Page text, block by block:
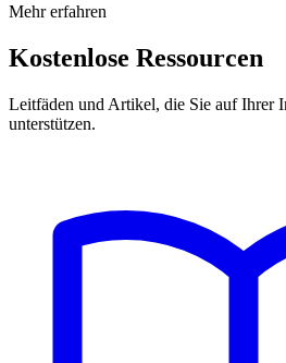
Mehr erfahren
Kostenlose Ressourcen
Leitfäden und Artikel, die Sie auf Ihrer
unterstützen.